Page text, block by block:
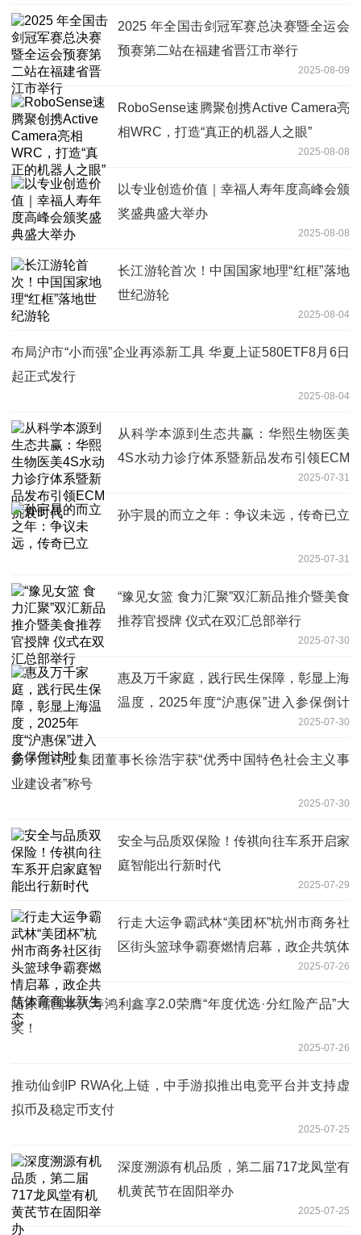
2025 年全国击剑冠军赛总决赛暨全运会
预赛第二站在福建省晋江市举行
2025-08-09
RoboSense速腾聚创携Active Camera亮
相WRC，打造“真正的机器人之眼”
2025-08-08
以专业创造价值｜幸福人寿年度高峰会颁
奖盛典盛大举办
2025-08-08
长江游轮首次！中国国家地理“红框”落地
世纪游轮
2025-08-04
布局沪市“小而强”企业再添新工具 华夏上证580ETF8月6日
起正式发行
2025-08-04
从科学本源到生态共赢：华熙生物医美
4S水动力诊疗体系暨新品发布引领ECM
2025-07-31
孙宇晨的而立之年：争议未远，传奇已立
2025-07-31
“豫见女篮 食力汇聚”双汇新品推介暨美食
推荐官授牌 仪式在双汇总部举行
2025-07-30
惠及万千家庭，践行民生保障，彰显上海
温度，2025年度“沪惠保”进入参保倒计
2025-07-30
扬子江药业集团董事长徐浩宇获“优秀中国特色社会主义事
业建设者”称号
2025-07-30
安全与品质双保险！传祺向往车系开启家
庭智能出行新时代
2025-07-29
行走大运争霸武林“美团杯”杭州市商务社
区街头篮球争霸赛燃情启幕，政企共筑体
2025-07-26
陆家嘴国泰人寿鸿利鑫享2.0荣膺“年度优选·分红险产品”大
奖！
2025-07-26
推动仙剑IP RWA化上链，中手游拟推出电竞平台并支持虚
拟币及稳定币支付
2025-07-25
深度溯源有机品质，第二届717龙凤堂有
机黄芪节在固阳举办
2025-07-25